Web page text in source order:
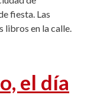
fiesta. Las
libros en la calle.
el día